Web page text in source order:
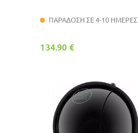
ΠΑΡΑΔΟΣΗ ΣΕ 4-10 ΗΜΕΡΕΣ
134.90 €